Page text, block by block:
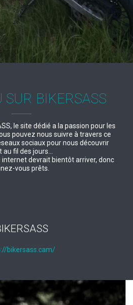
SUR BIKERSASS
le site dédié a la passion pour les
pouvez nous suivre à travers ce
sociaux pour nous découvrir
au fil des jours...
internet devrait bientôt arriver, donc
vous prêts.
bikersass.cam/